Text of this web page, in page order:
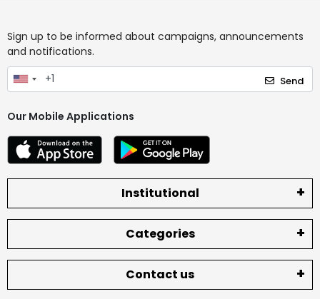
Sign up to be informed about campaigns, announcements
and notifications.
Send
Our Mobile Applications
Institutional
Categories
Contact us